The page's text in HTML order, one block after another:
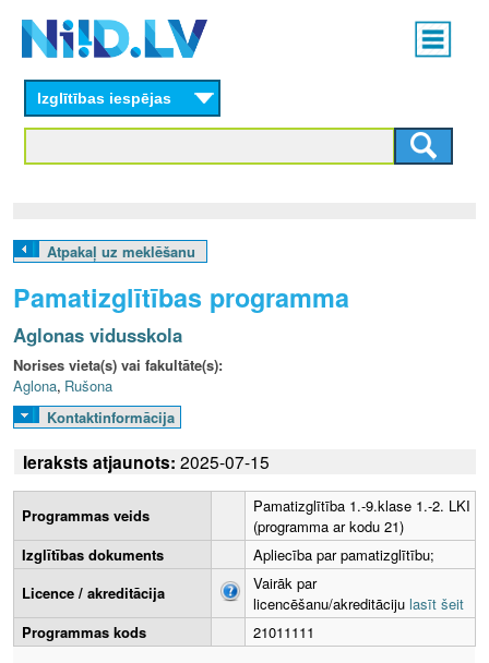
content
Main
menu
L
V
Izglītības iespējas
Atpakaļ uz meklēšanu
Pamatizglītības programma
Aglonas vidusskola
Norises vieta(s) vai fakultāte(s):
Aglona, Rušona
Kontaktinformācija
Ieraksts atjaunots: 2025-07-15
Programmas veids
Pamatizglītība 1.-9.klase 1.-2. LKI
(programma ar kodu 21)
Izglītības dokuments
Apliecība par pamatizglītību;
Licence / akreditācija
Vairāk par
licencēšanu/akreditāciju lasīt šeit
Programmas kods
21011111